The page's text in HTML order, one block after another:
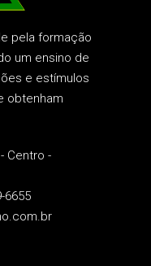
pela formação
um ensino de
e estímulos
obtenham
Centro -
6655